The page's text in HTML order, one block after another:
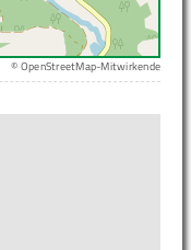
© OpenStreetMap-Mitwirkende